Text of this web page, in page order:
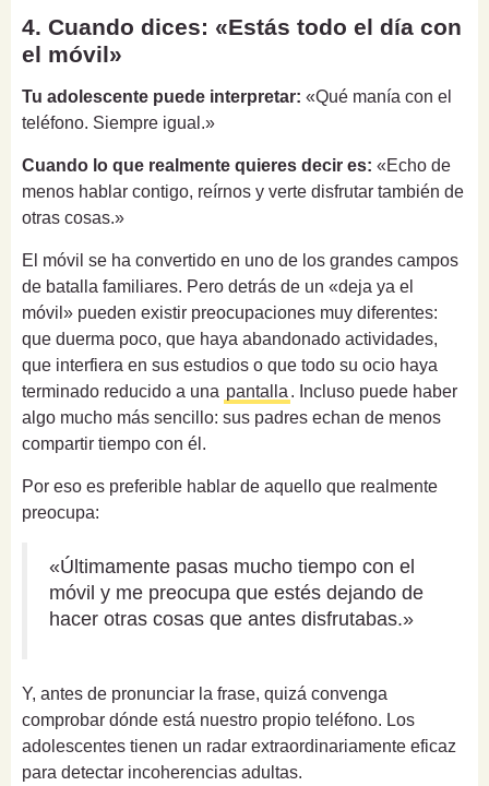
4. Cuando dices: «Estás todo el día con
el móvil»
Tu adolescente puede interpretar: «Qué manía con el
teléfono. Siempre igual.»
Cuando lo que realmente quieres decir es: «Echo de
menos hablar contigo, reírnos y verte disfrutar también de
otras cosas.»
El móvil se ha convertido en uno de los grandes campos
de batalla familiares. Pero detrás de un «deja ya el
móvil» pueden existir preocupaciones muy diferentes:
que duerma poco, que haya abandonado actividades,
que interfiera en sus estudios o que todo su ocio haya
terminado reducido a una pantalla . Incluso puede haber
algo mucho más sencillo: sus padres echan de menos
compartir tiempo con él.
Por eso es preferible hablar de aquello que realmente
preocupa:
«Últimamente pasas mucho tiempo con el
móvil y me preocupa que estés dejando de
hacer otras cosas que antes disfrutabas.»
Y, antes de pronunciar la frase, quizá convenga
comprobar dónde está nuestro propio teléfono. Los
adolescentes tienen un radar extraordinariamente eficaz
para detectar incoherencias adultas.